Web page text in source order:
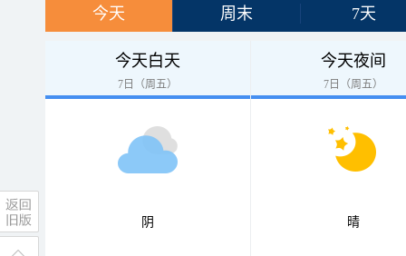
今天 周末 7天
今天白天
7日（周五）
阴
今天夜间
7日（周五）
晴